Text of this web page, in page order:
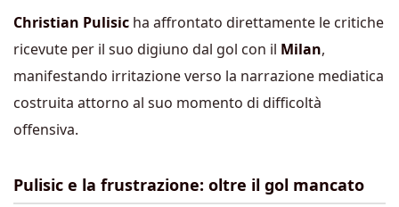
Christian Pulisic ha affrontato direttamente le critiche
ricevute per il suo digiuno dal gol con il Milan,
manifestando irritazione verso la narrazione mediatica
costruita attorno al suo momento di difficoltà
offensiva.
Pulisic e la frustrazione: oltre il gol mancato